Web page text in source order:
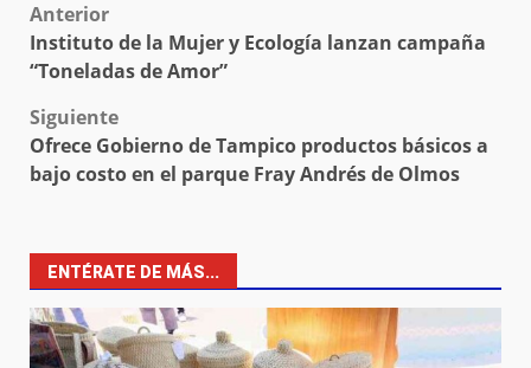
Post
navigation
Anterior
Instituto de la Mujer y Ecología lanzan campaña
“Toneladas de Amor”
Siguiente
Ofrece Gobierno de Tampico productos básicos a
bajo costo en el parque Fray Andrés de Olmos
ENTÉRATE DE MÁS...